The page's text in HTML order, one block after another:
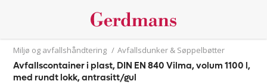
Miljø og avfallshåndtering / Avfallsdunker & Søppelbøtter
Avfallscontainer i plast, DIN EN 840 Vilma, volum 1100 l,
med rundt lokk, antrasitt/gul